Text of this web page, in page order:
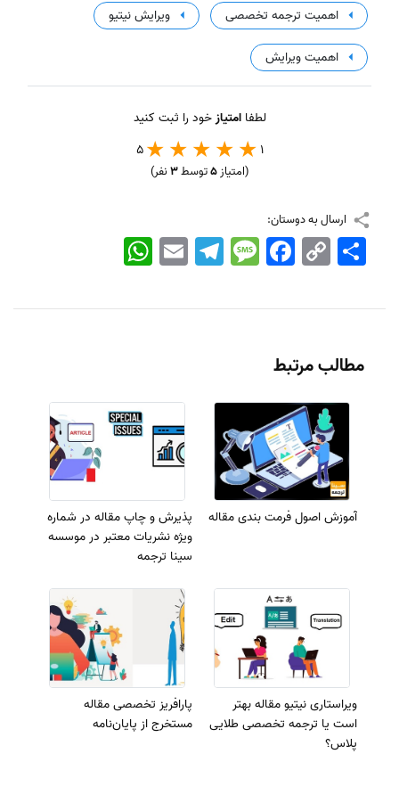
اهمیت ترجمه تخصصی ویرایش نیتیو
اهمیت ویرایش
لطفاامتیازخود را ثبت کنید
1
5
(امتیاز5توسط3نفر)
ارسال به دوستان:
WhatsApp EmailTelegramMessageFacebook Copy
Link
اشتراک
مطالب مرتبط
آموزش اصول فرمت بندی مقاله
پذیرش و چاپ مقاله در شماره
ویژه نشریات معتبر در موسسه
سینا ترجمه
ویراستاری نیتیو مقاله بهتر
است یا ترجمه تخصصی طلایی
پلاس؟
پارافریز تخصصی مقاله
مستخرج از پایان‌نامه